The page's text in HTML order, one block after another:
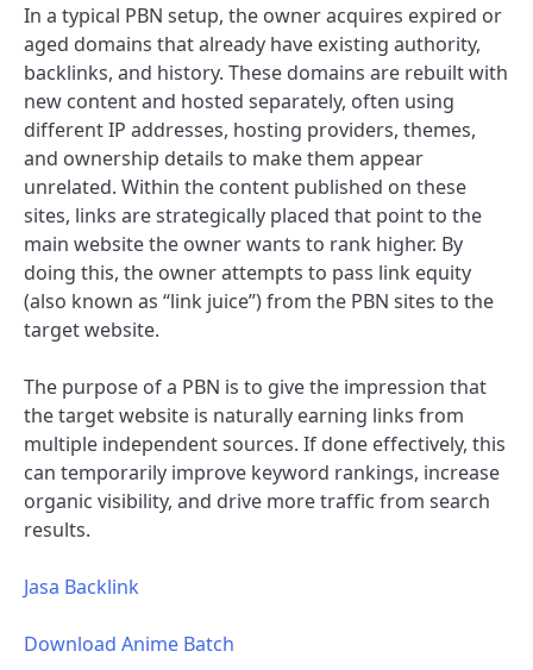
In a typical PBN setup, the owner acquires expired or
aged domains that already have existing authority,
backlinks, and history. These domains are rebuilt with
new content and hosted separately, often using
different IP addresses, hosting providers, themes,
and ownership details to make them appear
unrelated. Within the content published on these
sites, links are strategically placed that point to the
main website the owner wants to rank higher. By
doing this, the owner attempts to pass link equity
(also known as “link juice”) from the PBN sites to the
target website.
The purpose of a PBN is to give the impression that
the target website is naturally earning links from
multiple independent sources. If done effectively, this
can temporarily improve keyword rankings, increase
organic visibility, and drive more traffic from search
results.
Jasa Backlink
Download Anime Batch